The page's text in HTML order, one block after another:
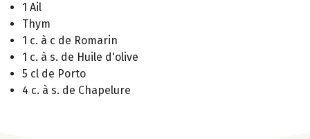
1 Ail
Thym
1 c. à c de Romarin
1 c. à s. de Huile d'olive
5 cl de Porto
4 c. à s. de Chapelure